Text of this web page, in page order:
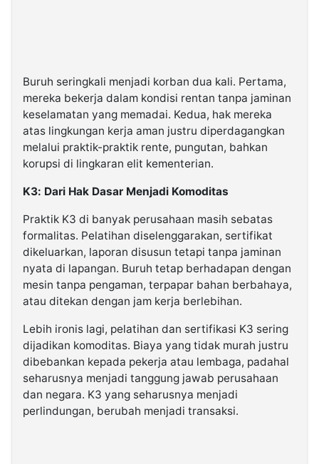
Buruh seringkali menjadi korban dua kali. Pertama,
mereka bekerja dalam kondisi rentan tanpa jaminan
keselamatan yang memadai. Kedua, hak mereka
atas lingkungan kerja aman justru diperdagangkan
melalui praktik-praktik rente, pungutan, bahkan
korupsi di lingkaran elit kementerian.
K3: Dari Hak Dasar Menjadi Komoditas
Praktik K3 di banyak perusahaan masih sebatas
formalitas. Pelatihan diselenggarakan, sertifikat
dikeluarkan, laporan disusun tetapi tanpa jaminan
nyata di lapangan. Buruh tetap berhadapan dengan
mesin tanpa pengaman, terpapar bahan berbahaya,
atau ditekan dengan jam kerja berlebihan.
Lebih ironis lagi, pelatihan dan sertifikasi K3 sering
dijadikan komoditas. Biaya yang tidak murah justru
dibebankan kepada pekerja atau lembaga, padahal
seharusnya menjadi tanggung jawab perusahaan
dan negara. K3 yang seharusnya menjadi
perlindungan, berubah menjadi transaksi.